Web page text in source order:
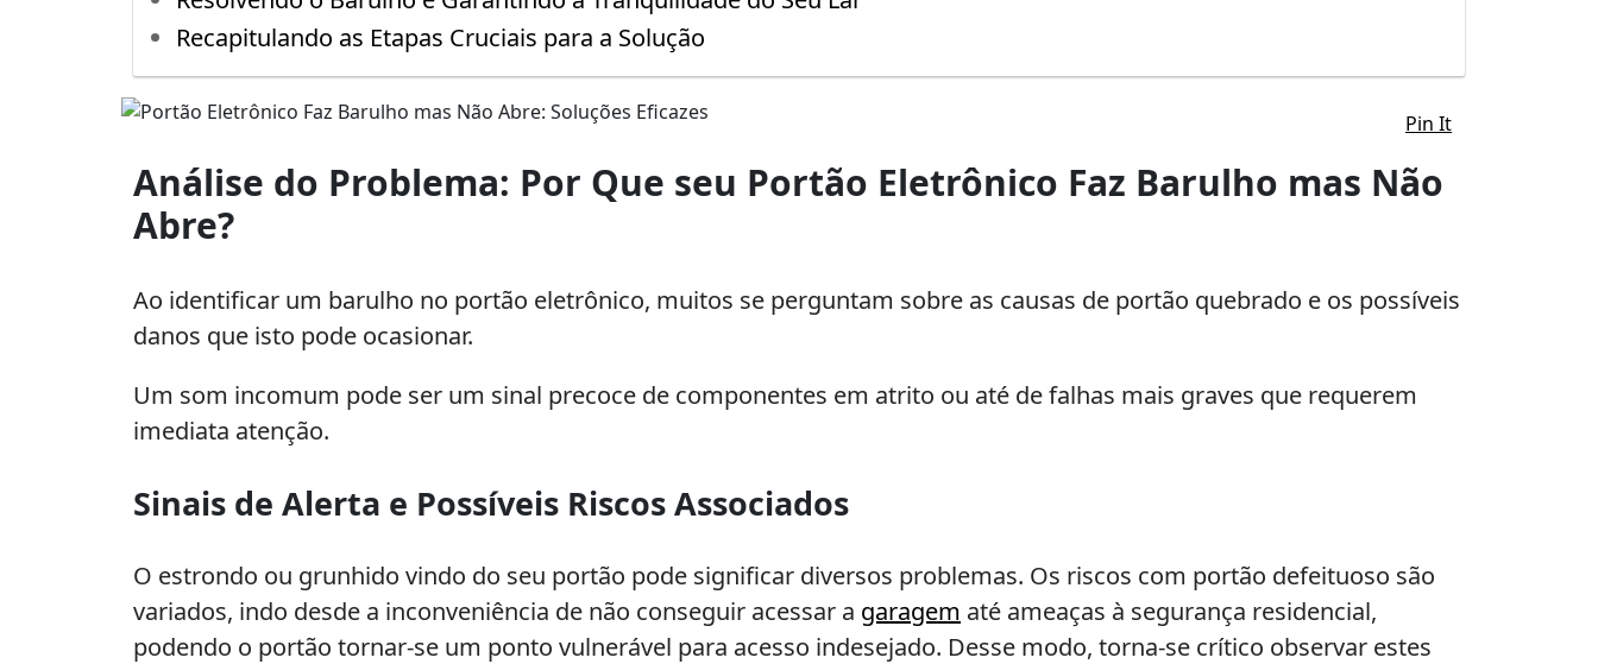
Recapitulando as Etapas Cruciais para a Solução
Eletrônico
Faz
Barulho
Abre:
Soluções
Pin It
Análise do Problema: Por Que seu Portão Eletrônico Faz Barulho mas Não
Abre?
Ao identificar um barulho no portão eletrônico, muitos se perguntam sobre as causas de portão quebrado e os possíveis
danos que isto pode ocasionar.
Um som incomum pode ser um sinal precoce de componentes em atrito ou até de falhas mais graves que requerem
imediata atenção.
Sinais de Alerta e Possíveis Riscos Associados
O estrondo ou grunhido vindo do seu portão pode significar diversos problemas. Os riscos com portão defeituoso são
variados, indo desde a inconveniência de não conseguir acessar a garagem até ameaças à segurança residencial,
podendo o portão tornar-se um ponto vulnerável para acesso indesejado. Desse modo, torna-se crítico observar estes